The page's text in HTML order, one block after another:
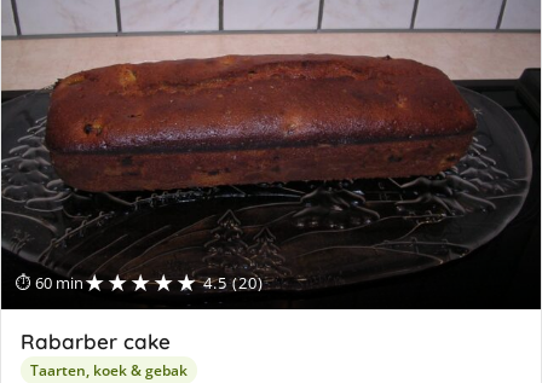
⏱ 60 min★★★★★ 4.5 (20)
Rabarber cake
Taarten, koek & gebak